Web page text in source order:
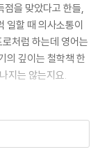
하고 있을까
쓰고 있을까
점을 맞았다고 한들,
일할 때 의사소통이
처럼 하는데 영어는
의 깊이는 철학책 한
지는 않는지요.
보면서 제가 깨달은
래하는 게 가장 빠르